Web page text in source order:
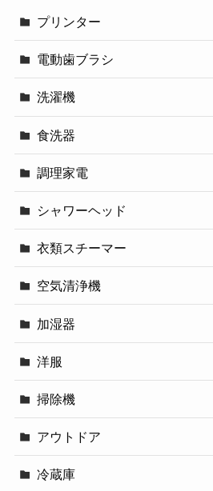
プリンター
電動歯ブラシ
洗濯機
食洗器
調理家電
シャワーヘッド
衣類スチーマー
空気清浄機
加湿器
洋服
掃除機
アウトドア
冷蔵庫